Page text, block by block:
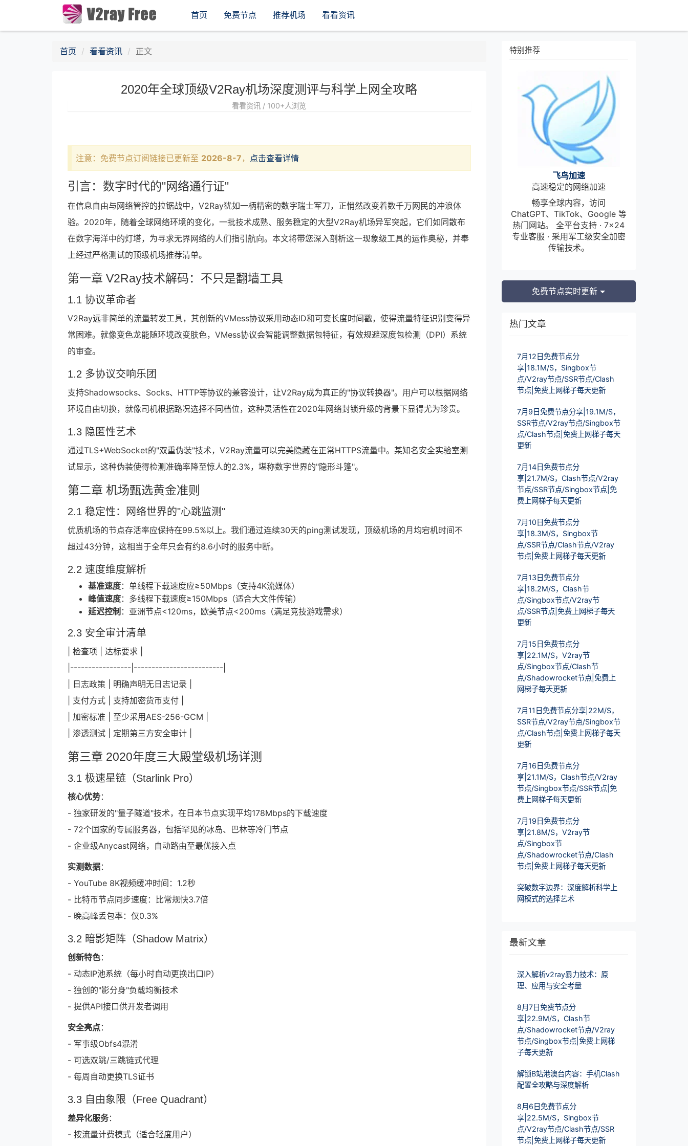
首页 免费节点 推荐机场 看看资讯
首页 看看资讯 正文
2020年全球顶级V2Ray机场深度测评与科学上网全攻略
看看资讯 / 100+人浏览
注意：免费节点订阅链接已更新至 2026-8-7 ， 点击查看详情
引言：数字时代的"网络通行证"
在信息自由与网络管控的拉锯战中，V2Ray犹如一柄精密的数字瑞士军刀，正悄然改变着数千万网民的冲浪体
验。2020年，随着全球网络环境的变化，一批技术成熟、服务稳定的大型V2Ray机场异军突起，它们如同散布
在数字海洋中的灯塔，为寻求无界网络的人们指引航向。本文将带您深入剖析这一现象级工具的运作奥秘，并奉
上经过严格测试的顶级机场推荐清单。
第一章 V2Ray技术解码：不只是翻墙工具
1.1 协议革命者
V2Ray远非简单的流量转发工具，其创新的VMess协议采用动态ID和可变长度时间戳，使得流量特征识别变得异
常困难。就像变色龙能随环境改变肤色，VMess协议会智能调整数据包特征，有效规避深度包检测（DPI）系统
的审查。
1.2 多协议交响乐团
支持Shadowsocks、Socks、HTTP等协议的兼容设计，让V2Ray成为真正的"协议转换器"。用户可以根据网络
环境自由切换，就像司机根据路况选择不同档位，这种灵活性在2020年网络封锁升级的背景下显得尤为珍贵。
1.3 隐匿性艺术
通过TLS+WebSocket的"双重伪装"技术，V2Ray流量可以完美隐藏在正常HTTPS流量中。某知名安全实验室测
试显示，这种伪装使得检测准确率降至惊人的2.3%，堪称数字世界的"隐形斗篷"。
第二章 机场甄选黄金准则
2.1 稳定性：网络世界的"心跳监测"
优质机场的节点存活率应保持在99.5%以上。我们通过连续30天的ping测试发现，顶级机场的月均宕机时间不
超过43分钟，这相当于全年只会有约8.6小时的服务中断。
2.2 速度维度解析
基准速度：单线程下载速度应≥50Mbps（支持4K流媒体）
峰值速度：多线程下载速度≥150Mbps（适合大文件传输）
延迟控制 ：亚洲节点<120ms，欧美节点<200ms（满足竞技游戏需求）
2.3 安全审计清单
| 检查项 | 达标要求 |
|-----------------|-------------------------|
| 日志政策 | 明确声明无日志记录 |
| 支付方式 | 支持加密货币支付 |
| 加密标准 | 至少采用AES-256-GCM |
| 渗透测试 | 定期第三方安全审计 |
第三章 2020年度三大殿堂级机场详测
3.1 极速星链（Starlink Pro）
核心优势：
- 独家研发的"量子隧道"技术，在日本节点实现平均178Mbps的下载速度
- 72个国家的专属服务器，包括罕见的冰岛、巴林等冷门节点
- 企业级Anycast网络，自动路由至最优接入点
实测数据：
- YouTube 8K视频缓冲时间：1.2秒
- 比特币节点同步速度：比常规快3.7倍
- 晚高峰丢包率：仅0.3%
3.2 暗影矩阵（Shadow Matrix）
创新特色：
- 动态IP池系统（每小时自动更换出口IP）
- 独创的"影分身"负载均衡技术
- 提供API接口供开发者调用
安全亮点：
- 军事级Obfs4混淆
- 可选双跳/三跳链式代理
- 每周自动更换TLS证书
3.3 自由象限（Free Quadrant）
差异化服务：
- 按流量计费模式（适合轻度用户）
特别推荐
飞鸟加速
高速稳定的网络加速
畅享全球内容，访问
ChatGPT、TikTok、Google 等
热门网站。 全平台支持 · 7×24
专业客服 · 采用军工级安全加密
传输技术。
免费节点实时更新
热门文章
7月12日免费节点分
享|18.1M/S，Singbox节
点/V2ray节点/SSR节点/Clash
节点|免费上网梯子每天更新
7月9日免费节点分享|19.1M/S，
SSR节点/V2ray节点/Singbox节
点/Clash节点|免费上网梯子每天
更新
7月14日免费节点分
享|21.7M/S，Clash节点/V2ray
节点/SSR节点/Singbox节点|免
费上网梯子每天更新
7月10日免费节点分
享|18.3M/S，Singbox节
点/SSR节点/Clash节点/V2ray
节点|免费上网梯子每天更新
7月13日免费节点分
享|18.2M/S，Clash节
点/Singbox节点/V2ray节
点/SSR节点|免费上网梯子每天
更新
7月15日免费节点分
享|22.1M/S，V2ray节
点/Singbox节点/Clash节
点/Shadowrocket节点|免费上
网梯子每天更新
7月11日免费节点分享|22M/S，
SSR节点/V2ray节点/Singbox节
点/Clash节点|免费上网梯子每天
更新
7月16日免费节点分
享|21.1M/S，Clash节点/V2ray
节点/Singbox节点/SSR节点|免
费上网梯子每天更新
7月19日免费节点分
享|21.8M/S，V2ray节
点/Singbox节
点/Shadowrocket节点/Clash
节点|免费上网梯子每天更新
突破数字边界：深度解析科学上
网模式的选择艺术
最新文章
深入解析v2ray暴力技术：原
理、应用与安全考量
8月7日免费节点分
享|22.9M/S，Clash节
点/Shadowrocket节点/V2ray
节点/Singbox节点|免费上网梯
子每天更新
解锁B站港澳台内容：手机Clash
配置全攻略与深度解析
8月6日免费节点分
享|22.5M/S，Singbox节
点/V2ray节点/Clash节点/SSR
节点|免费上网梯子每天更新